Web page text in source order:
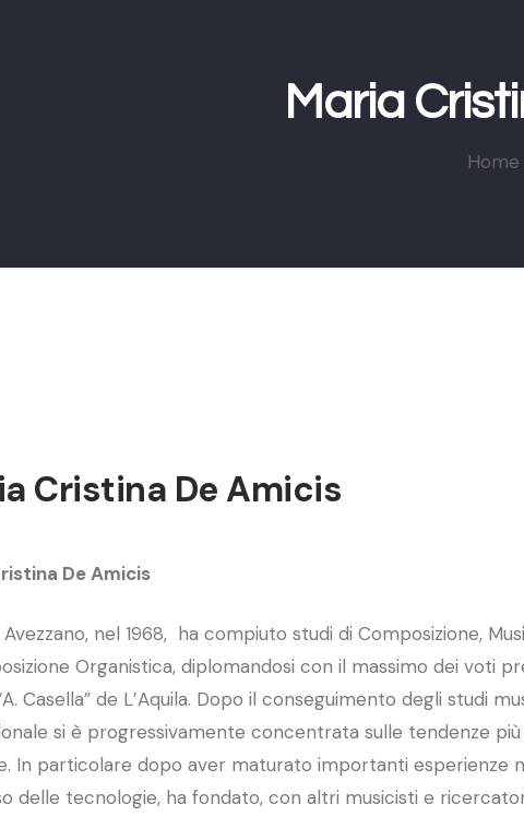
Maria
Home
Cristina De Amicis
De Amicis
nel 1968, ha compiuto studi di Composizione,
Organistica, diplomandosi con il massimo dei voti
Casella” de L’Aquila. Dopo il conseguimento degli studi
si è progressivamente concentrata sulle tendenze più
In particolare dopo aver maturato importanti esperienze
delle tecnologie, ha fondato, con altri musicisti e